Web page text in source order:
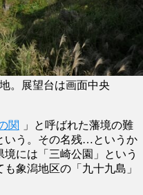
。展望台は画面中央
関
」と呼ばれた藩境の難
いう。その名残…というか
には「三崎公園」という
象潟地区の「九十九島」